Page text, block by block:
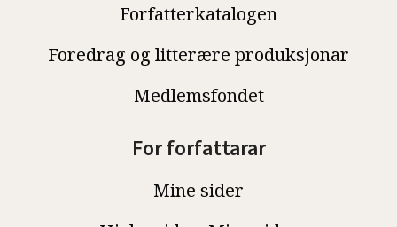
Forfatterkatalogen
Foredrag og litterære produksjonar
Medlemsfondet
For forfattarar
Mine sider